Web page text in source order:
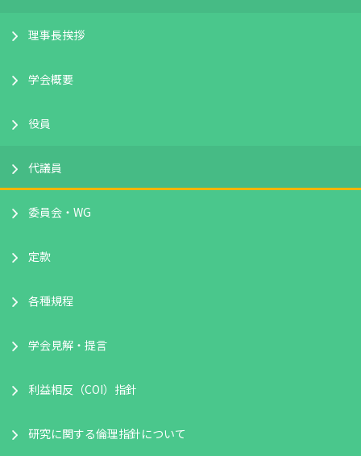
理事長挨拶
学会概要
役員
代議員
委員会・WG
定款
各種規程
学会見解・提言
利益相反（COI）指針
研究に関する倫理指針について